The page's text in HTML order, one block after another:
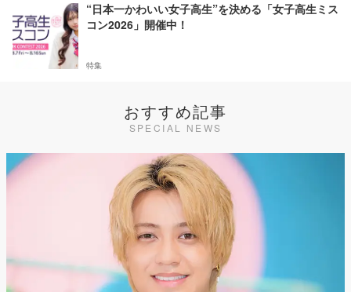
“日本一かわいい女子高生”を決める「女子高生ミス
コン2026」開催中！
特集
おすすめ記事
SPECIAL NEWS